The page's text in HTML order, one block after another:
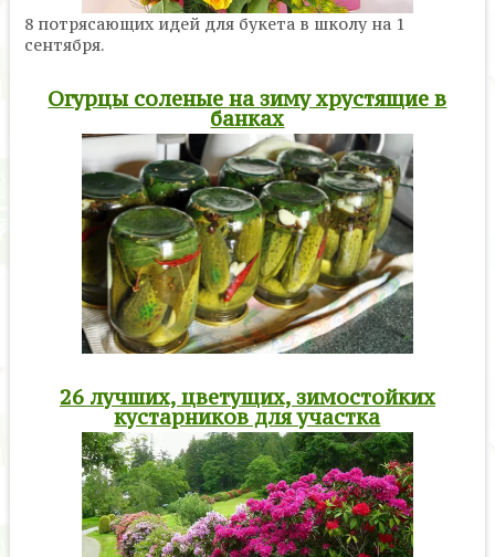
8 потрясающих идей для букета в школу на 1
сентября.
Огурцы соленые на зиму хрустящие в
банках
26 лучших, цветущих, зимостойких
кустарников для участка